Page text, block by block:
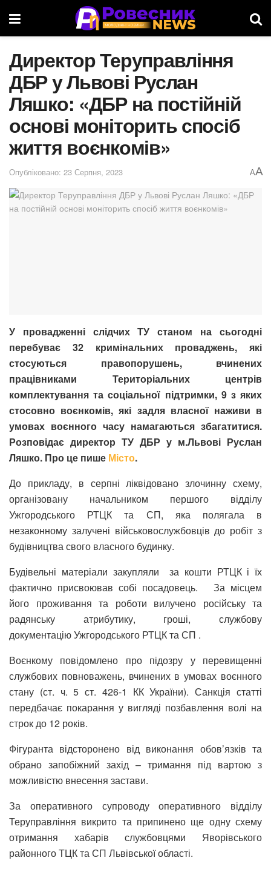
Директор Теруправління
ДБР у Львові Руслан
Ляшко: «ДБР на постійній
основі моніторить спосіб
життя воєнкомів»
Опубліковано: 23 Серпня, 2023 AA
У провадженні слідчих ТУ станом на сьогодні
перебуває 32 кримінальних проваджень, які
стосуються правопорушень, вчинених
працівниками Територіальних центрів
комплектування та соціальної підтримки, 9 з яких
стосовно воєнкомів, які задля власної наживи в
умовах воєнного часу намагаються збагатитися.
Розповідає директор ТУ ДБР у м.Львові Руслан
Ляшко. Про це пише Місто.
До прикладу, в серпні ліквідовано злочинну схему,
організовану начальником першого відділу
Ужгородського РТЦК та СП, яка полягала в
незаконному залучені військовослужбовців до робіт з
будівництва свого власного будинку.
Будівельні матеріали закупляли за кошти РТЦК і їх
фактично присвоював собі посадовець. За місцем
його проживання та роботи вилучено російську та
радянську атрибутику, гроші, службову
документацію Ужгородського РТЦК та СП .
Воєнкому повідомлено про підозру у перевищенні
службових повноважень, вчинених в умовах воєнного
стану (ст. ч. 5 ст. 426-1 КК України). Санкція статті
передбачає покарання у вигляді позбавлення волі на
строк до 12 років.
Фігуранта відсторонено від виконання обов’язків та
обрано запобіжний захід – тримання під вартою з
можливістю внесення застави.
За оперативного супроводу оперативного відділу
Теруправління викрито та припинено ще одну схему
отримання хабарів службовцями Яворівського
районного ТЦК та СП Львівської області.